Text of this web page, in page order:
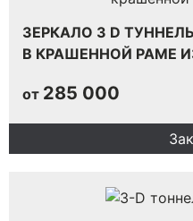
ЗЕРКАЛО 3 D
В КРАШЕННОЙ РАМЕ
от 285 000